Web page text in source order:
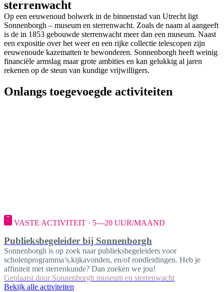
sterrenwacht
Op een eeuwenoud bolwerk in de binnenstad van Utrecht ligt
Sonnenborgh – museum en sterrenwacht. Zoals de naam al aangeeft
is de in 1853 gebouwde sterrenwacht meer dan een museum. Naast
een expositie over het weer en een rijke collectie telescopen zijn
eeuwenoude kazematten te bewonderen. Sonnenborgh heeft weinig
financiële armslag maar grote ambities en kan gelukkig al jaren
rekenen op de steun van kundige vrijwilligers.
Onlangs toegevoegde activiteiten
VASTE ACTIVITEIT · 5—20 UUR/MAAND
Publieksbegeleider bij Sonnenborgh
Sonnenborgh is op zoek naar publieksbegeleiders voor
scholenprogramma’s,kijkavonden, en/of rondleidingen. Heb je
affiniteit met sterrenkunde? Dan zoeken we jou!
Geplaatst door Sonnenborgh museum en sterrenwacht
Bekijk alle activiteiten